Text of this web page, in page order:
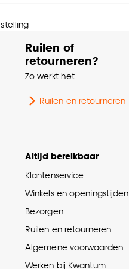
Ruilen of
retourneren?
Zo werkt het
Ruilen en retourneren
Altijd bereikbaar
Klantenservice
Winkels en openingstijden
Bezorgen
Ruilen en retourneren
Algemene voorwaarden
Werken bij Kwantum